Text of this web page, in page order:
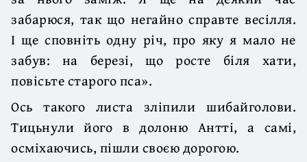
забарюся, так що негайно справте весілля.
І ще сповніть одну річ, про яку я мало не
забув: на березі, що росте біля хати,
повісьте старого пса».
Ось такого листа зліпили шибайголови.
Тицьнули його в долоню Антті, а самі,
осміхаючись, пішли своєю дорогою.